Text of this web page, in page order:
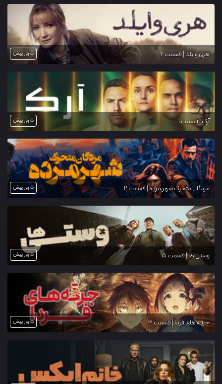
هری وایلد | قسمت 6 5 روز پیش
آرک | قسمت 1 5 روز پیش
مردگان متحرک شهر مرده | قسمت 2 5 روز پیش
وستی ها | قسمت 5 5 روز پیش
جرقه های فردا | قسمت 3 5 روز پیش